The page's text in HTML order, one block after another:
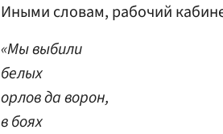
Иными словам, рабочий
«Мы выбили
белых
орлов да ворон,
в боях